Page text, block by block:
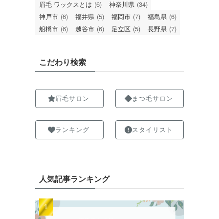
眉毛 ワックスとは (6) 神奈川県 (34)
神戸市 (6) 福井県 (5) 福岡市 (7) 福島県 (6)
船橋市 (6) 越谷市 (6) 足立区 (5) 長野県 (7)
こだわり検索
眉毛サロン
ランキング
まつ毛サロン
スタイリスト
人気記事ランキング